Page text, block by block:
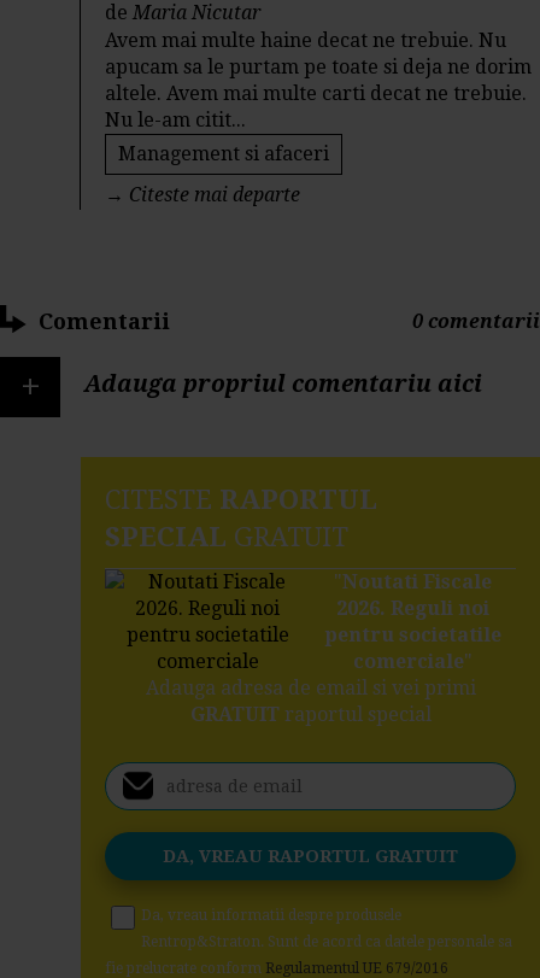
deMaria Nicutar
Avem mai multe haine decat ne trebuie. Nu
apucam sa le purtam pe toate si deja ne dorim
altele. Avem mai multe carti decat ne trebuie.
Nu le-am citit...
Management si afaceri
→ Citeste mai departe
Comentarii 0 comentarii
+ Adauga propriul comentariu aici
CITESTE RAPORTUL
SPECIAL GRATUIT
"Noutati Fiscale
2026. Reguli noi
pentru societatile
comerciale"
Adauga adresa de email si vei primi
GRATUITraportul special
Da, vreau informatii despre produsele
Rentrop&Straton. Sunt de acord ca datele personale sa
fie prelucrate conform Regulamentul UE 679/2016